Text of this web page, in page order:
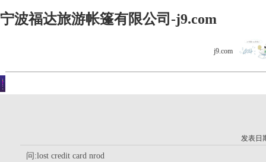
宁波福达旅游帐篷有限公司-j9.com
j9.com
发表日
问:lost credit card nrod